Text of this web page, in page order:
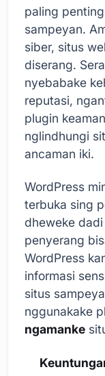
paling
sampeyan.
siber, situs
diserang.
nyebabake
reputasi,
plugin
nglindhungi
ancaman iki.
WordPress
terbuka sing
dheweke
penyerang
WordPress
informasi
situs
nggunakake
ngamanke